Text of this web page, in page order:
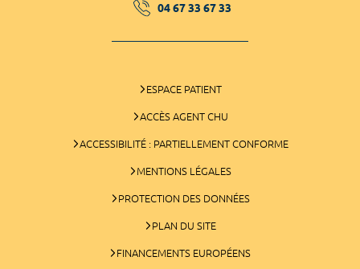
04 67 33 67 33
ESPACE PATIENT
ACCÈS AGENT CHU
ACCESSIBILITÉ : PARTIELLEMENT CONFORME
MENTIONS LÉGALES
PROTECTION DES DONNÉES
PLAN DU SITE
FINANCEMENTS EUROPÉENS